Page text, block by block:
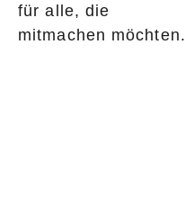
für alle, die
mitmachen möchten.